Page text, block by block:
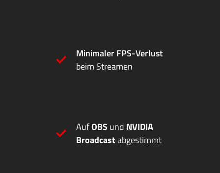
Minimaler FPS-Verlust
beim Streamen
AufOBS und NVIDIA
Broadcastabgestimmt